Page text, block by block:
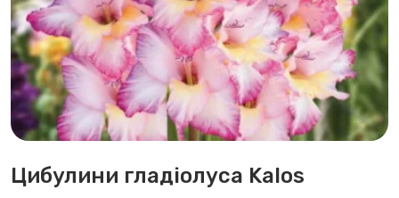
Цибулини гладіолуса Kalos